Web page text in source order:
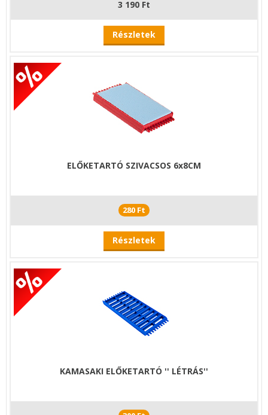
3 190 Ft
Részletek
ELŐKETARTÓ SZIVACSOS 6x8CM
280 Ft
Részletek
KAMASAKI ELŐKETARTÓ '' LÉTRÁS''